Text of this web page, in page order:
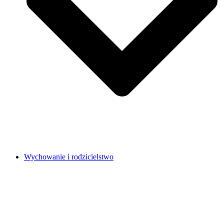
Wychowanie i rodzicielstwo